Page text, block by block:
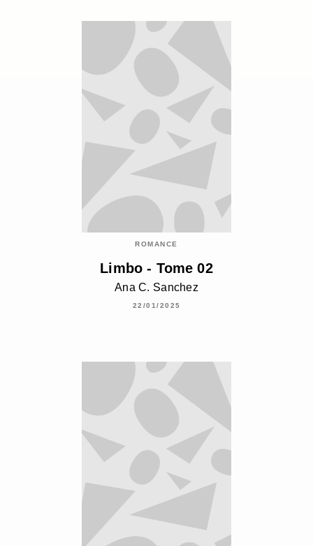
ROMANCE
Limbo - Tome 02
Ana C. Sanchez
22/01/2025